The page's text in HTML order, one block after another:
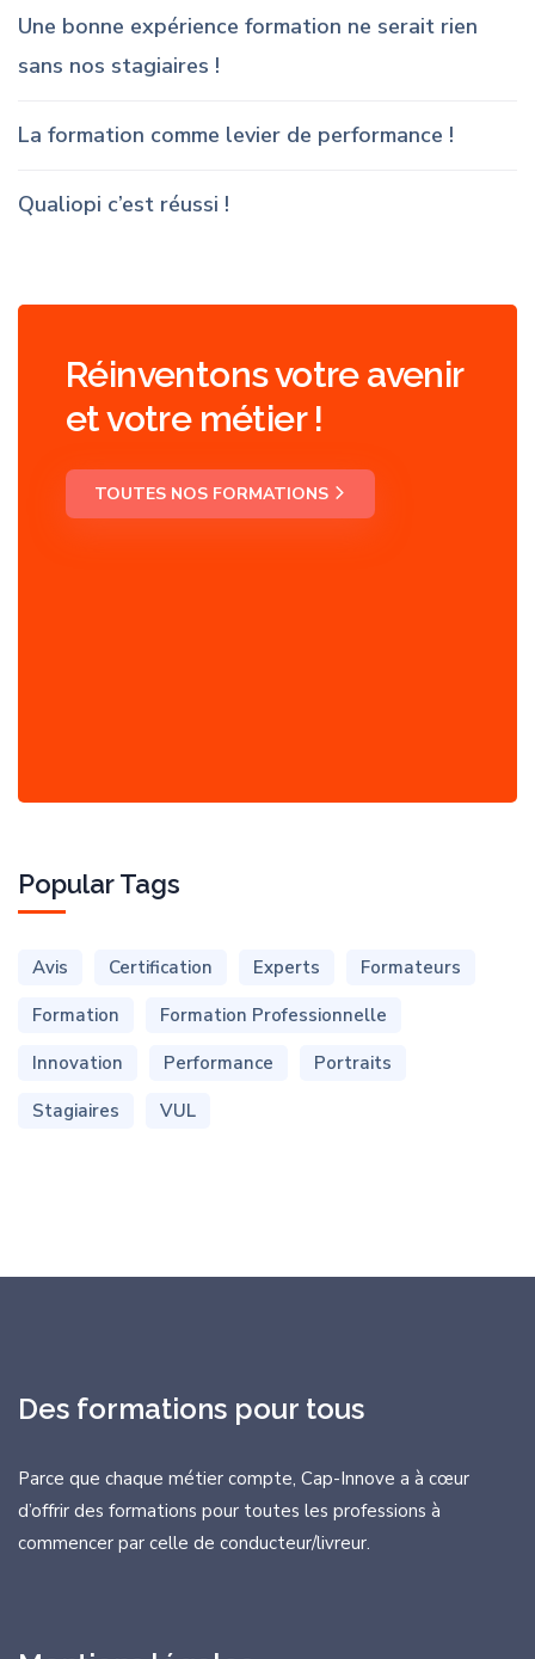
Une bonne expérience formation ne serait rien
sans nos stagiaires !
La formation comme levier de performance !
Qualiopi c’est réussi !
Réinventons votre avenir
et votre métier !
TOUTES NOS FORMATIONS
Popular Tags
Avis Certification Experts
Formateurs
Formation
Formation Professionnelle
Innovation
Performance
Portraits
Stagiaires
VUL
Des formations pour tous
Parce que chaque métier compte, Cap-Innove a à cœur
d’offrir des formations pour toutes les professions à
commencer par celle de conducteur/livreur.